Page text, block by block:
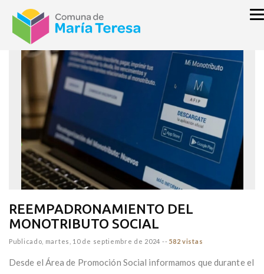
inicio NOTICIAS
REEMPADRONAMIENTO DEL
MONOTRIBUTO SOCIAL
Publicado, martes, 10 de septiembre de 2024 -- 582 vistas
Desde el Área de Promoción Social informamos que durante el